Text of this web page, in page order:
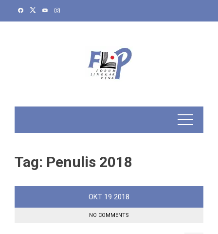
Tag: Penulis 2018
OKT 19 2018
NO COMMENTS